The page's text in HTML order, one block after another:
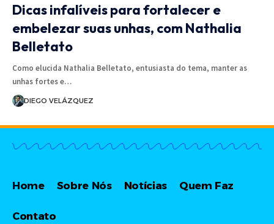
Dicas infalíveis para fortalecer e
embelezar suas unhas, com Nathalia
Belletato
Como elucida Nathalia Belletato, entusiasta do tema, manter as
unhas fortes e…
DIEGO VELÁZQUEZ
Home Sobre Nós Notícias Quem Faz
Contato